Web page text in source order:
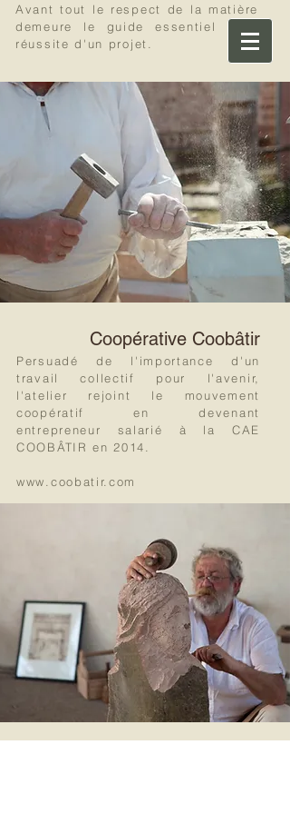
Olivier Badermann
Tailleur de pierre
Avant tout le respect de la matière
demeure le guide essentiel à la
réussite d'un projet.
Coopérative Coobâtir
Persuadé de l'importance d'un
travail collectif pour l'avenir,
l'atelier rejoint le mouvement
coopératif en devenant
entrepreneur salarié à la CAE
COOBÂTIR en 2014.
www.coobatir.com